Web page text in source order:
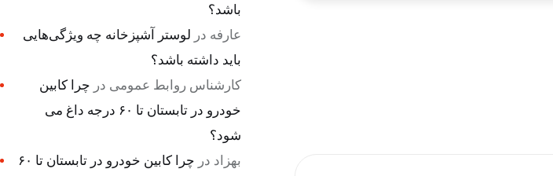
باشد؟
عارفه در لوستر آشپزخانه چه ویژگی‌هایی
باید داشته باشد؟
کارشناس روابط عمومی در چرا کابین
خودرو در تابستان تا ۶۰ درجه داغ می
شود؟
بهزاد در
چرا کابین خودرو در تابستان تا ۶۰